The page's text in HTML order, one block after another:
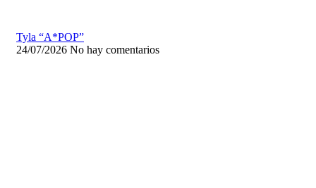
Tyla “A*POP”
24/07/2026 No hay comentarios